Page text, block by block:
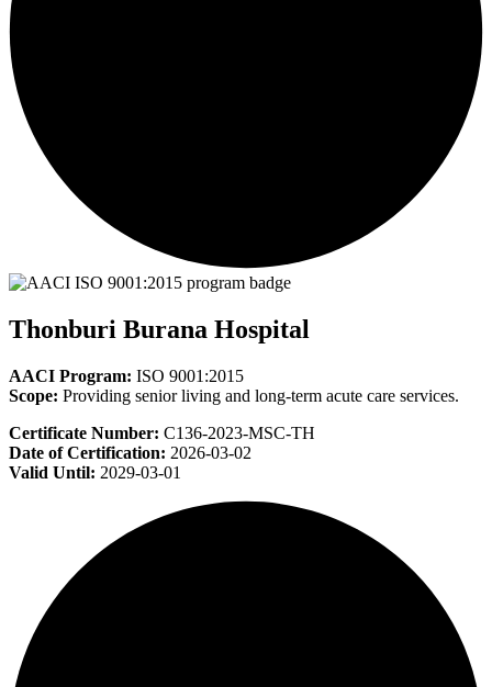
Thonburi Burana Hospital
AACI Program: ISO 9001:2015
Scope: Providing senior living and long-term acute care services.
Certificate Number: C136-2023-MSC-TH
Date of Certification: 2026-03-02
Valid Until: 2029-03-01